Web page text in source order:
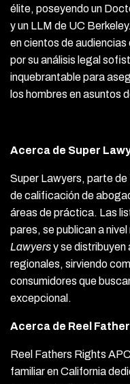
élite, poseyendo un
y un LLM de UC
en cientos de
por su análisis legal
inquebrantable para
los hombres en asuntos
Acerca de Super
Super Lawyers, parte
de calificación de
áreas de práctica. Las
pares, se publican a
Lawyersy se distribuyen
regionales, sirviendo
consumidores que
excepcional.
Acerca de Reel
Reel Fathers Rights
familiar en California